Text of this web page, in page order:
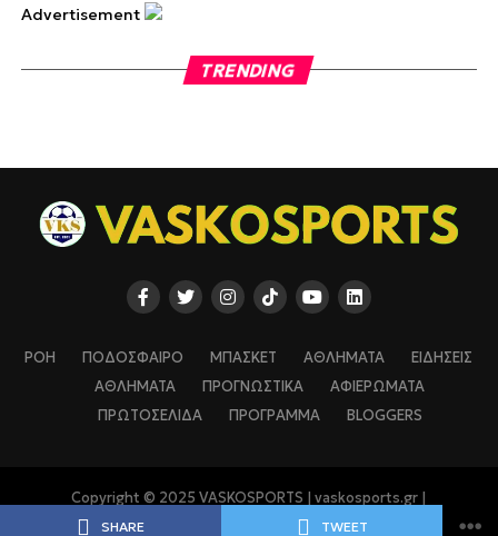
SHARE TWEET
Advertisement
TRENDING
ΡΟΗ ΠΟΔΟΣΦΑΙΡΟ ΜΠΑΣΚΕΤ ΑΘΛΗΜΑΤΑ
ΕΙΔΗΣΕΙΣ
ΑΘΛΗΜΑΤΑ
ΠΡΟΓΝΩΣΤΙΚΑ
ΑΦΙΕΡΩΜΑΤΑ
ΠΡΩΤΟΣΕΛΙΔΑ
ΠΡΟΓΡΑΜΜΑ BLOGGERS
Copyright © 2025 VASKOSPORTS | vaskosports.gr |
vaskosports.com